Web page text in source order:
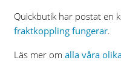
Terms
and
Quickbutik har postat en
fraktkoppling fungerar.
Läs mer om alla våra